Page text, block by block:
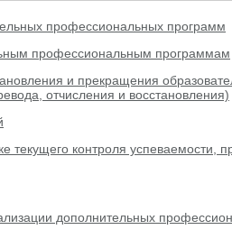
профессиональных программ
профессиональным программам
и прекращения
отчисления и восстановления)
контроля успеваемости,
дополнительных